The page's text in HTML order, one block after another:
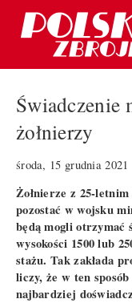
Świadczenie
żołnierzy
środa, 15 grudnia 2021
Żołnierze z 25-
pozostać w wojsku
będą mogli otrzymać
wysokości 1500 lub
stażu. Tak zakłada
liczy, że w ten
najbardziej